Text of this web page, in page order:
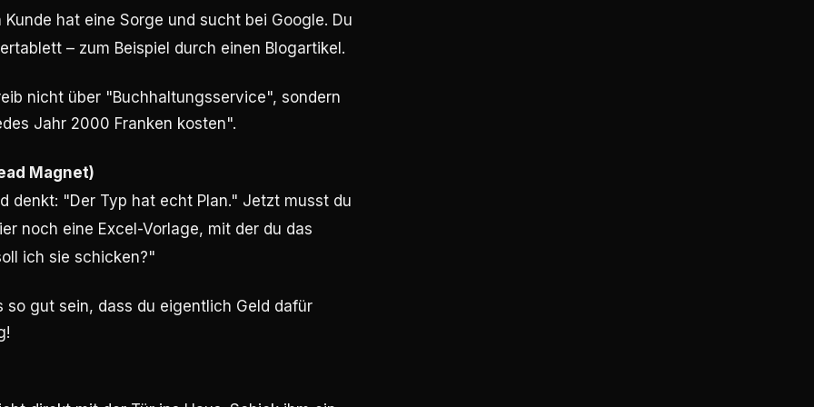
hat eine Sorge und sucht bei Google. Du
– zum Beispiel durch einen Blogartikel.
nicht über "Buchhaltungsservice", sondern
Jahr 2000 Franken kosten".
Magnet)
denkt: "Der Typ hat echt Plan." Jetzt musst du
noch eine Excel-Vorlage, mit der du das
ich sie schicken?"
so gut sein, dass du eigentlich Geld dafür